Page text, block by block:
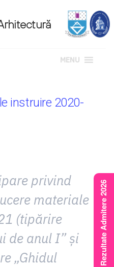
MENU
instruire 2020-
privind
materiale
(tipărire
de anul I” și
„Ghidul
Rezultate Admitere 2026